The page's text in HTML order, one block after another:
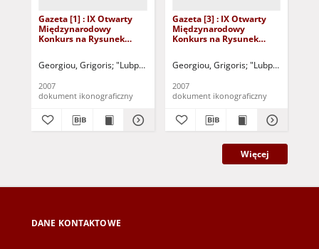
Gazeta [1] : IX Otwarty
Międzynarodowy
Konkurs na Rysunek
Georgiou, Grigoris "Lubpress" (Zielona Góra) Kożuchowski Ośrodek
2007
dokument ikonograficzny
Gazeta [3] : IX Otwarty
Międzynarodowy
Konkurs na Rysunek
Georgiou, Grigoris "Lubpress"
2007
dokument ikonograficzny
Więcej
DANE KONTAKTOWE